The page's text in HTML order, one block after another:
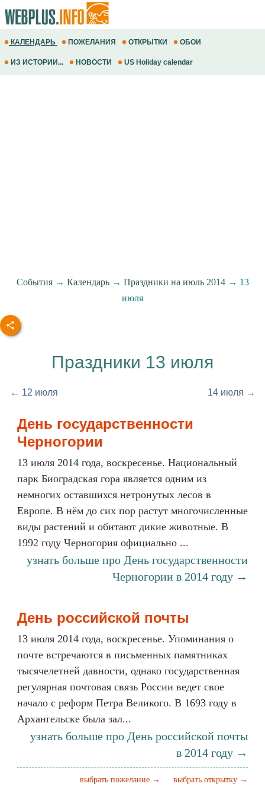
КАЛЕНДАРЬ ПОЖЕЛАНИЯ ОТКРЫТКИ ОБОИ
ИЗ ИСТОРИИ... НОВОСТИ US Holiday calendar
События→ Календарь→ Праздники на июль 2014→ 13
июля
Праздники 13 июля
← 12 июля 14 июля →
День государственности
Черногории
13 июля 2014 года, воскресенье. Национальный
парк Биоградская гора является одним из
немногих оставшихся нетронутых лесов в
Европе. В нём до сих пор растут многочисленные
виды растений и обитают дикие животные. В
1992 году Черногория официально ...
узнать больше про День государственности
Черногории в 2014 году →
День российской почты
13 июля 2014 года, воскресенье. Упоминания о
почте встречаются в письменных памятниках
тысячелетней давности, однако государственная
регулярная почтовая связь России ведет свое
начало с реформ Петра Великого. В 1693 году в
Архангельске была зал...
узнать больше про День российской почты
в 2014 году →
выбрать открытку →
выбрать пожелание →